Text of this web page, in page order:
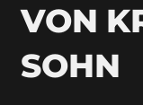
VON
SOHN